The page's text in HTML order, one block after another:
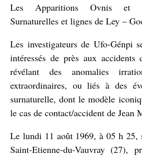
Les Apparitions Ovnis et
Surnaturelles et lignes de Ley –
Les investigateurs de Ufo-Génpi
intéressés de près aux accidents
révélant des anomalies
extraordinaires, ou liés à des
surnaturelle, dont le modèle
le cas de contact/accident de Jean
Le lundi 11 août 1969, à 05 h
Saint-Etienne-du-Vauvray (27),